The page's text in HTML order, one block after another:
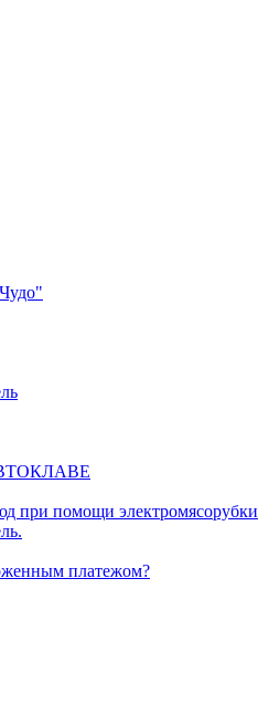
при помощи электромясорубки
платежом?